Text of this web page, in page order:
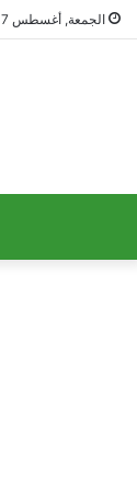
الجمعة, أغسطس 7 2026